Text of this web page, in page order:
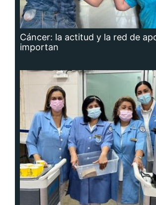
Cáncer: la actitud y la red de
importan